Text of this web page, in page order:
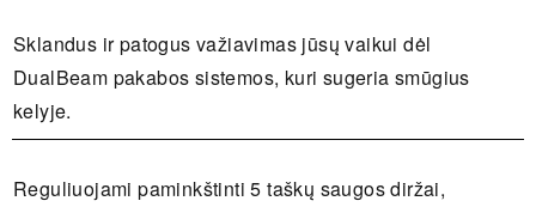
Sklandus ir patogus važiavimas jūsų vaikui dėl
DualBeam pakabos sistemos, kuri sugeria smūgius
kelyje.
Reguliuojami paminkštinti 5 taškų saugos diržai,